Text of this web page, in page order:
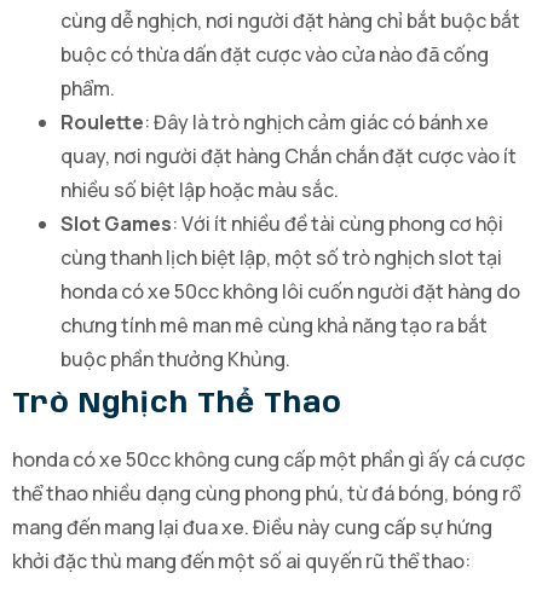
cùng dễ nghịch, nơi người đặt hàng chỉ bắt buộc bắt
buộc có thừa dấn đặt cược vào cửa nào đã cống
phẩm.
Roulette: Đây là trò nghịch cảm giác có bánh xe
quay, nơi người đặt hàng Chắn chắn đặt cược vào ít
nhiều số biệt lập hoặc màu sắc.
Slot Games: Với ít nhiều đề tài cùng phong cơ hội
cùng thanh lịch biệt lập, một số trò nghịch slot tại
honda có xe 50cc không lôi cuốn người đặt hàng do
chưng tính mê man mê cùng khả năng tạo ra bắt
buộc phần thưởng Khủng.
Trò Nghịch Thể Thao
honda có xe 50cc không cung cấp một phần gì ấy cá cược
thể thao nhiều dạng cùng phong phú, từ đá bóng, bóng rổ
mang đến mang lại đua xe. Điều này cung cấp sự hứng
khởi đặc thù mang đến một số ai quyến rũ thể thao: